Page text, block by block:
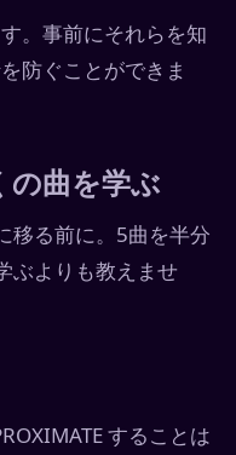
。事前にそれらを知
防ぐことができま
の曲を学ぶ
移る前に。5曲を半分
ぶよりも教えませ
することは